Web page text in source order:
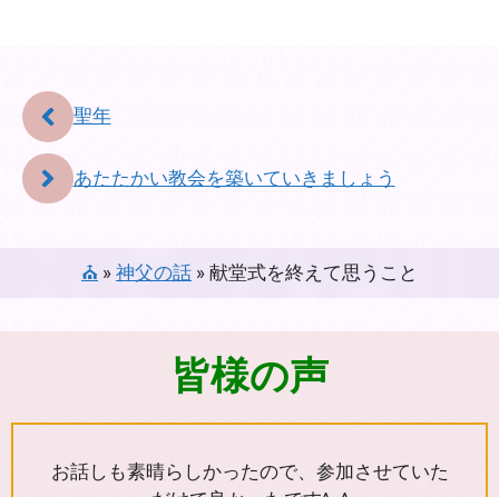
聖年
あたたかい教会を築いていきましょう
⛪ » 神父の話 » 献堂式を終えて思うこと
皆様の声
お話しも素晴らしかったので、参加させていた